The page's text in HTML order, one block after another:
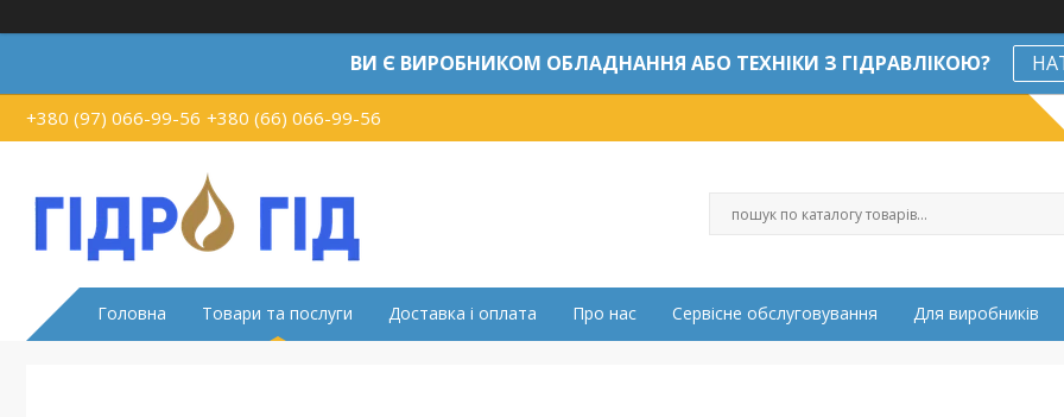
ВИ Є ВИРОБНИКОМ ОБЛАДНАННЯ АБО ТЕХНІКИ З ГІДРАВЛІКОЮ?
+380 (97) 066-99-56 +380 (66) 066-99-56
Головна Товари та послуги Доставка і оплата Про нас Сервісне обслуговування Для виробників